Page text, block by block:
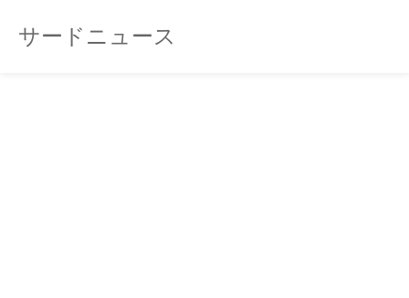
サードニュース